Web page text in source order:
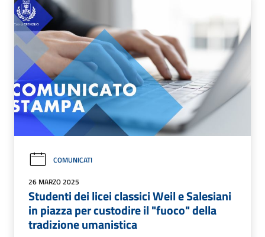
COMUNICATI
26 MARZO 2025
Studenti dei licei classici Weil e Salesiani
in piazza per custodire il "fuoco" della
tradizione umanistica